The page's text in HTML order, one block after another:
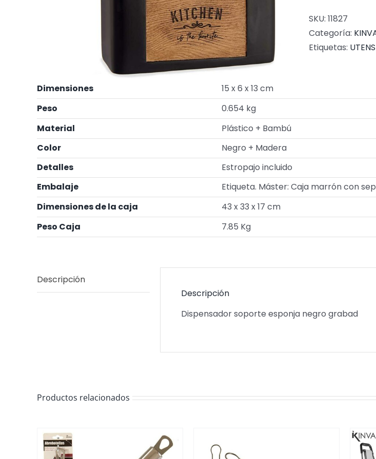
SKU: 11827
Categoría:
Etiquetas:
Dimensiones
15 x 6 x 13 cm
Peso
0.654 kg
Material
Plástico + Bambú
Color
Negro + Madera
Detalles
Estropajo incluido
Embalaje
Etiqueta. Máster: Caja marrón con
Dimensiones de la caja
43 x 33 x 17 cm
Peso Caja
7.85 Kg
Descripción
Descripción
Dispensador soporte esponja negro grabad
Productos relacionados